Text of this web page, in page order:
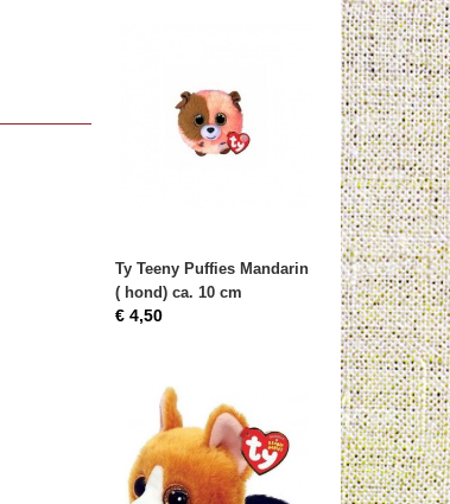
Ty Teeny Puffies Mandarin
( hond) ca. 10 cm
€ 4,50